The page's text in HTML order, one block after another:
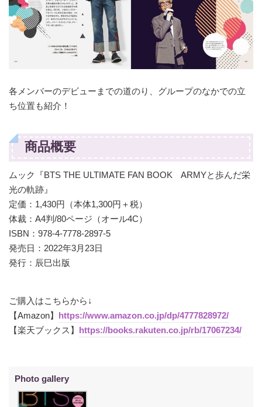
各メンバーのデビューまでの道のり、グループのなかでの立
ち位置も紹介！
商品概要
ムック『BTS THE ULTIMATE FAN BOOK ARMYと歩んだ栄
光の軌跡』
定価：1,430円（本体1,300円＋税）
体裁：A4判/80ページ（オール4C）
ISBN：978-4-7778-2897-5
発売日：2022年3月23日
発行：辰巳出版
ご購入はこちらから↓
【Amazon】 https://www.amazon.co.jp/dp/4777828972/
【楽天ブックス】 https://books.rakuten.co.jp/rb/17067234/